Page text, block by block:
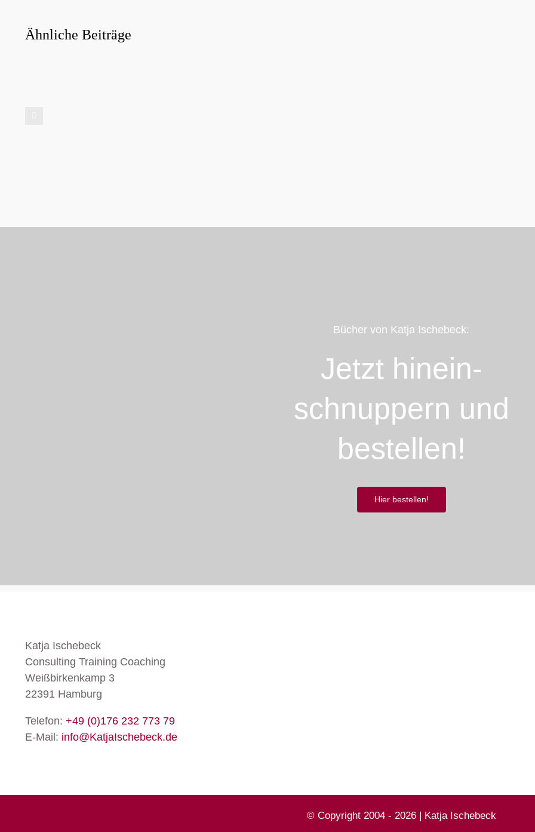
Ähnliche Beiträge
Bücher von Katja Ischebeck:
Jetzt hinein­­
schnuppern und
bestellen!
Hier bestellen!
Katja Ischebeck
Consulting Training Coaching
Weißbirkenkamp 3
22391 Hamburg
Telefon: +49 (0)176 232 773 79
E-Mail: info@KatjaIschebeck.de
© Copyright 2004 - 2026 | Katja Ischebeck